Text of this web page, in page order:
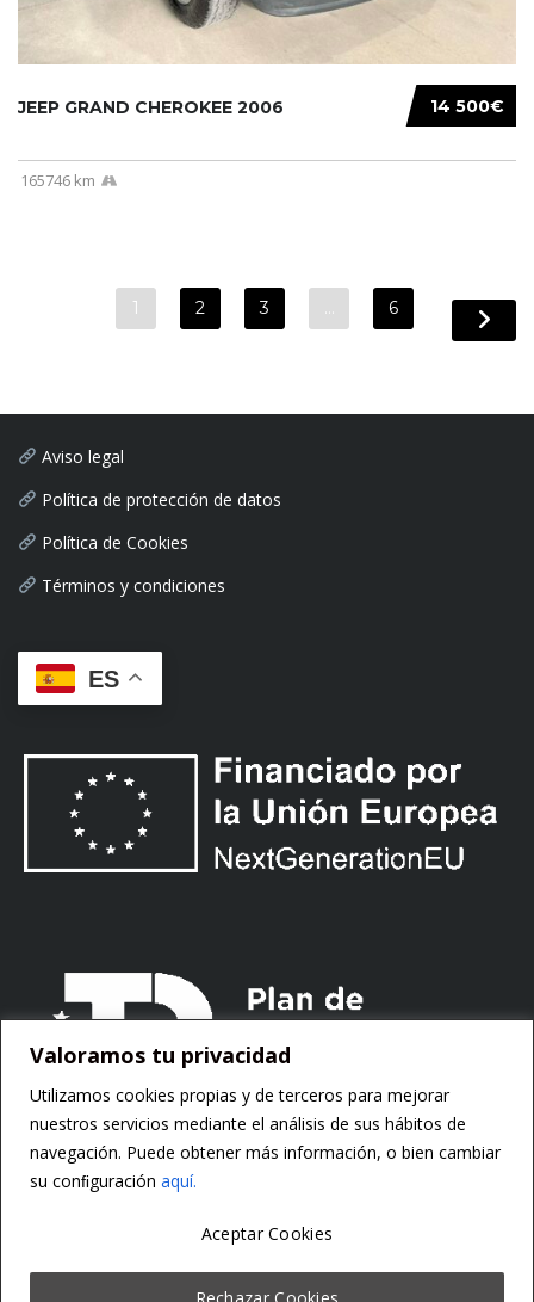
Valoramos tu privacidad
Utilizamos cookies propias y de terceros para mejorar
nuestros servicios mediante el análisis de sus hábitos de
navegación. Puede obtener más información, o bien cambiar
su conﬁguración aquí.
Rechazar Cookies
Aceptar Cookies
14 500€
JEEP GRAND CHEROKEE 2006
165746 km
1 2 3 … 6
Aviso legal
Política de protección de datos
Política de Cookies
Términos y condiciones
ES